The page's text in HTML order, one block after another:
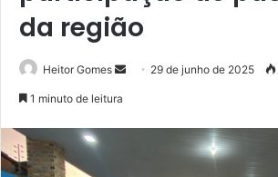
da região
Heitor Gomes
Mande29 de junho de 2025
1 minuto de leitura